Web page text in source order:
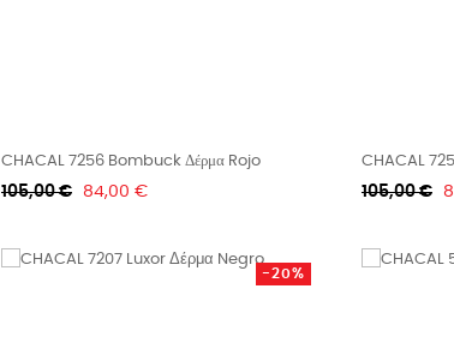
CHACAL 7256 Bombuck Δέρμα Rojo
Κανονική
105,00 € Τιμή
84,00 €
CHACAL
Κανονική
105,00 €
-20%